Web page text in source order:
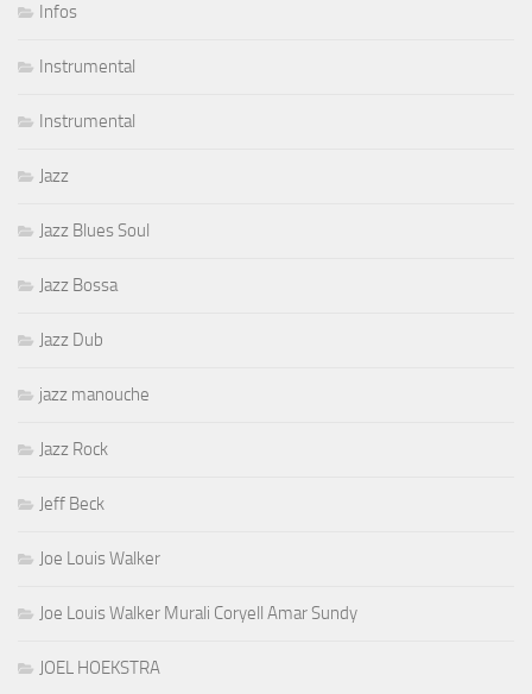
Infos
Instrumental
Instrumental
Jazz
Jazz Blues Soul
Jazz Bossa
Jazz Dub
jazz manouche
Jazz Rock
Jeff Beck
Joe Louis Walker
Joe Louis Walker Murali Coryell Amar Sundy
JOEL HOEKSTRA